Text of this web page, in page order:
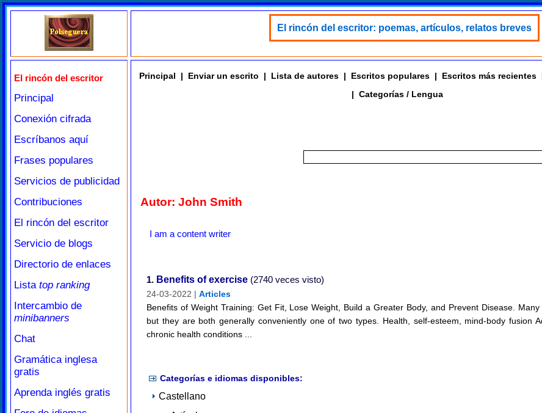
El rincón del escritor: poemas, artículos, relatos breves
El rincón del escritor
Principal
Conexión cifrada
Escríbanos aquí
Frases populares
Servicios de publicidad
Contribuciones
El rincón del escritor
Servicio de blogs
Directorio de enlaces
Lista top ranking
Intercambio de
minibanners
Chat
Gramática inglesa
gratis
Aprenda inglés gratis
Principal | Enviar un escrito | Lista de autores | Escritos populares | Escritos más recientes
| Categorías / Lengua
Autor: John Smith
I am a content writer
1. Benefits of exercise (2740 veces visto)
24-03-2022 | Articles
Benefits of Weight Training: Get Fit, Lose Weight, Build a Greater Body, and Prevent Disease.
but they are both generally conveniently one of two types. Health, self-esteem, mind-body fusion
chronic health conditions ...
Categorías e idiomas disponibles:
Castellano